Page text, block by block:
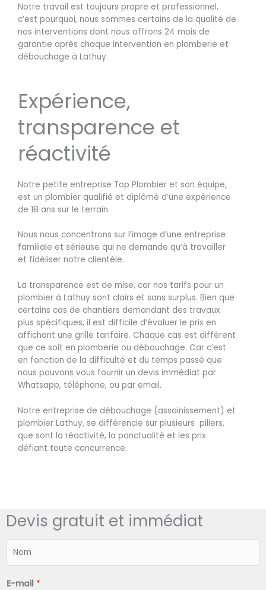
Notre travail est toujours propre et professionnel,
c’est pourquoi, nous sommes certains de la qualité de
nos interventions dont nous offrons 24 mois de
garantie après chaque intervention en plomberie et
débouchage à Lathuy.
Expérience,
transparence et
réactivité
Notre petite entreprise Top Plombier et son équipe,
est un plombier qualifié et diplômé d’une expérience
de 18 ans sur le terrain.
Nous nous concentrons sur l’image d’une entreprise
familiale et sérieuse qui ne demande qu’à travailler
et fidéliser notre clientèle.
La transparence est de mise, car nos tarifs pour un
plombier à Lathuy sont clairs et sans surplus. Bien que
certains cas de chantiers demandant des travaux
plus spécifiques, il est difficile d’évaluer le prix en
affichant une grille tarifaire. Chaque cas est différent
que ce soit en plomberie ou débouchage. Car c’est
en fonction de la difficulté et du temps passé que
nous pouvons vous fournir un devis immédiat par
Whatsapp, téléphone, ou par email.
Notre entreprise de débouchage (assainissement) et
plombier Lathuy, se différencie sur plusieurs piliers,
que sont la réactivité, la ponctualité et les prix
défiant toute concurrence.
Devis gratuit et immédiat
*
E-mail *